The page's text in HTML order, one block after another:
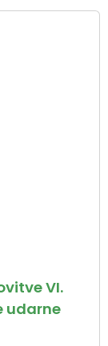
VI.
udarne